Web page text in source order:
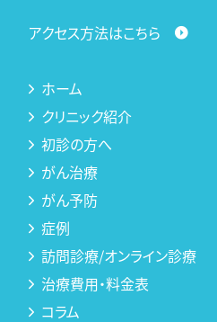
アクセス方法はこちら
ホーム
クリニック紹介
初診の方へ
がん治療
がん予防
症例
訪問診療/オンライン診療
治療費用・料金表
コラム